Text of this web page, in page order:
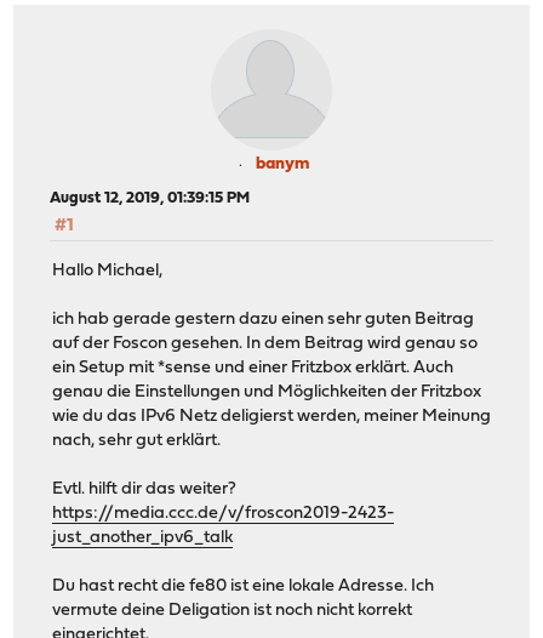
banym
August 12, 2019, 01:39:15 PM
#1
Hallo Michael,
ich hab gerade gestern dazu einen sehr guten Beitrag
auf der Foscon gesehen. In dem Beitrag wird genau so
ein Setup mit *sense und einer Fritzbox erklärt. Auch
genau die Einstellungen und Möglichkeiten der Fritzbox
wie du das IPv6 Netz deligierst werden, meiner Meinung
nach, sehr gut erklärt.
Evtl. hilft dir das weiter?
https://media.ccc.de/v/froscon2019-2423-
just_another_ipv6_talk
Du hast recht die fe80 ist eine lokale Adresse. Ich
vermute deine Deligation ist noch nicht korrekt